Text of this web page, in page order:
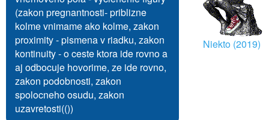
(zakon pregnantnosti- priblizne
kolme vnimame ako kolme, zakon
proximity - pismena v riadku, zakon
kontinuity - o ceste ktora ide rovno a
aj odbocuje hovorime, ze ide rovno,
zakon podobnosti, zakon
spolocneho osudu, zakon
uzavretosti(())
Niekto (2019)